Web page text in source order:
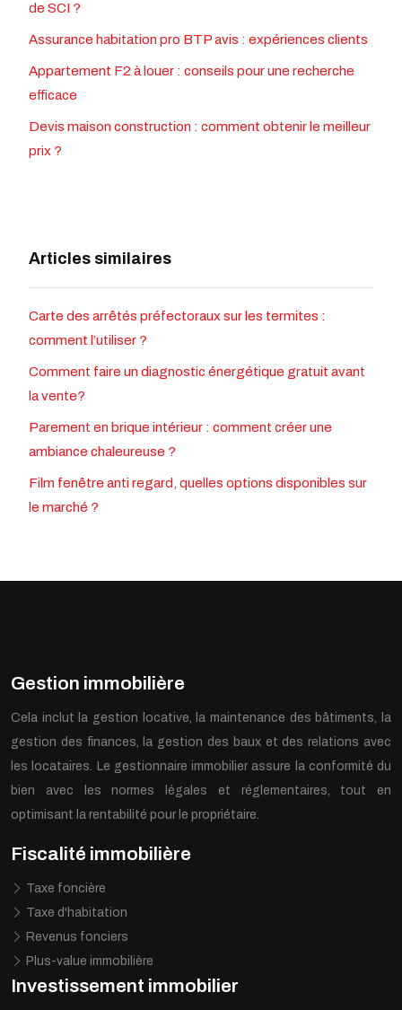
de SCI ?
Assurance habitation pro BTP avis : expériences clients
Appartement F2 à louer : conseils pour une recherche
efficace
Devis maison construction : comment obtenir le meilleur
prix ?
Articles similaires
Carte des arrêtés préfectoraux sur les termites :
comment l’utiliser ?
Comment faire un diagnostic énergétique gratuit avant
la vente?
Parement en brique intérieur : comment créer une
ambiance chaleureuse ?
Film fenêtre anti regard, quelles options disponibles sur
le marché ?
Gestion immobilière
Cela inclut la gestion locative, la maintenance des bâtiments, la
gestion des finances, la gestion des baux et des relations avec
les locataires. Le gestionnaire immobilier assure la conformité du
bien avec les normes légales et réglementaires, tout en
optimisant la rentabilité pour le propriétaire.
Fiscalité immobilière
Taxe foncière
Taxe d'habitation
Revenus fonciers
Plus-value immobilière
Investissement immobilier